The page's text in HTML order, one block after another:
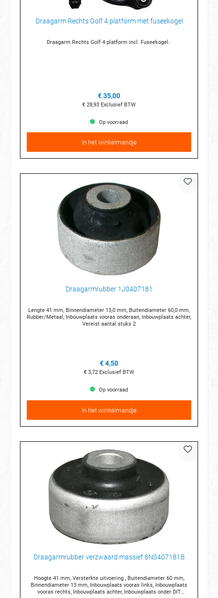
Draagarm Rechts Golf 4 platform met fuseekogel
Draagarm Rechts Golf 4 platform incl. Fuseekogel.
€ 35,00
€ 28,93 Exclusief BTW
Op voorraad
In het winkelmandje
Draagarmrubber 1J0407181
Lengte 41 mm, Binnendiameter 13,0 mm, Buitendiameter 60,0 mm,
Rubber/Metaal, Inbouwplaats vooras onderaan, Inbouwplaats achter,
Vereist aantal stuks 2
€ 4,50
€ 3,72 Exclusief BTW
Op voorraad
In het winkelmandje
Draagarmrubber verzwaard massief 8N0407181B
Hoogte 41 mm, Versterkte uitvoering , Buitendiameter 60 mm,
Binnendiameter 13 mm, Inbouwplaats vooras links, Inbouwplaats
vooras rechts, Inbouwplaats achter, Inbouwplaats onder DIT